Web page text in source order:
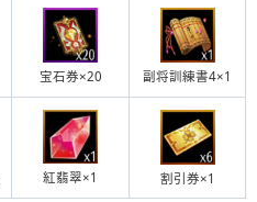
宝石券×20 副将訓練書4×1
紅翡翠×1 割引券×1